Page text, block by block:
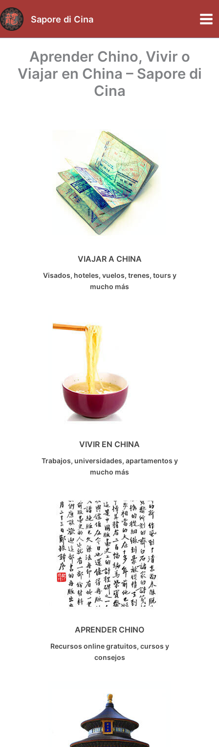
al
contenido
Sapore di Cina
Aprender Chino, Vivir o
Viajar en China – Sapore di
Cina
VIAJAR A CHINA
Visados, hoteles, vuelos, trenes, tours y
mucho más
VIVIR EN CHINA
Trabajos, universidades, apartamentos y
mucho más
APRENDER CHINO
Recursos online gratuitos, cursos y
consejos